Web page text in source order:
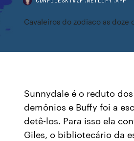
Cavaleiros do zodiaco as doze
Sunnydale é o reduto
demônios e Buffy foi a
detê-los. Para isso ela
Giles, o bibliotecário da